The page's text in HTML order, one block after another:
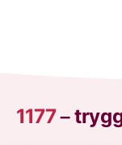
1177–